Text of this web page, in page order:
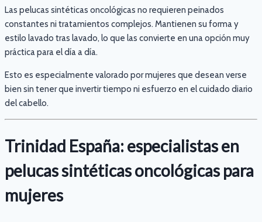
Las pelucas sintéticas oncológicas no requieren peinados
constantes ni tratamientos complejos. Mantienen su forma y
estilo lavado tras lavado, lo que las convierte en una opción muy
práctica para el día a día.
Esto es especialmente valorado por mujeres que desean verse
bien sin tener que invertir tiempo ni esfuerzo en el cuidado diario
del cabello.
Trinidad España: especialistas en
pelucas sintéticas oncológicas para
mujeres